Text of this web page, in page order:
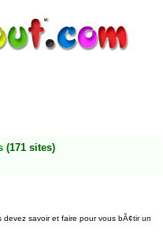
(171 sites)
savoir et faire pour vous bÃ¢tir un